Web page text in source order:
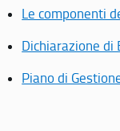
Le componenti
Dichiarazione di
Piano di